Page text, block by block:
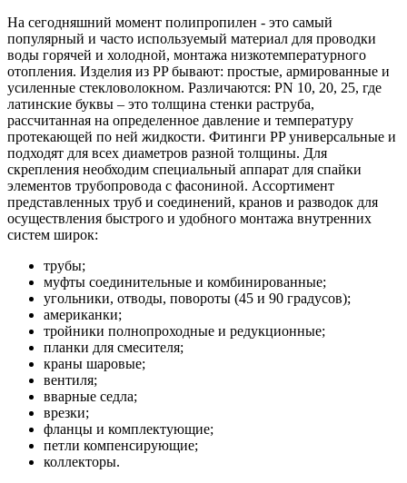
На сегодняшний момент полипропилен - это самый
популярный и часто используемый материал для проводки
воды горячей и холодной, монтажа низкотемпературного
отопления. Изделия из PP бывают: простые, армированные и
усиленные стекловолокном. Различаются: PN 10, 20, 25, где
латинские буквы – это толщина стенки раструба,
рассчитанная на определенное давление и температуру
протекающей по ней жидкости. Фитинги PP универсальные и
подходят для всех диаметров разной толщины. Для
скрепления необходим специальный аппарат для спайки
элементов трубопровода с фасониной. Ассортимент
представленных труб и соединений, кранов и разводок для
осуществления быстрого и удобного монтажа внутренних
систем широк:
трубы;
муфты соединительные и комбинированные;
угольники, отводы, повороты (45 и 90 градусов);
американки;
тройники полнопроходные и редукционные;
планки для смесителя;
краны шаровые;
вентиля;
вварные седла;
врезки;
фланцы и комплектующие;
петли компенсирующие;
коллекторы.